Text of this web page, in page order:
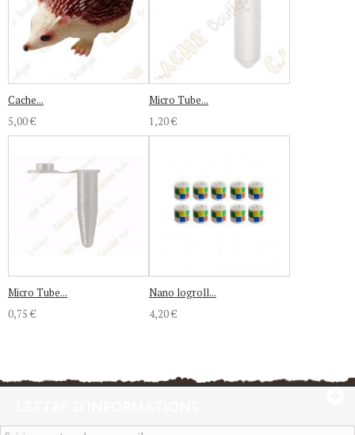
Cache...
5,00 €
Micro Tube...
1,20 €
Micro Tube...
0,75 €
Nano logroll...
4,20 €